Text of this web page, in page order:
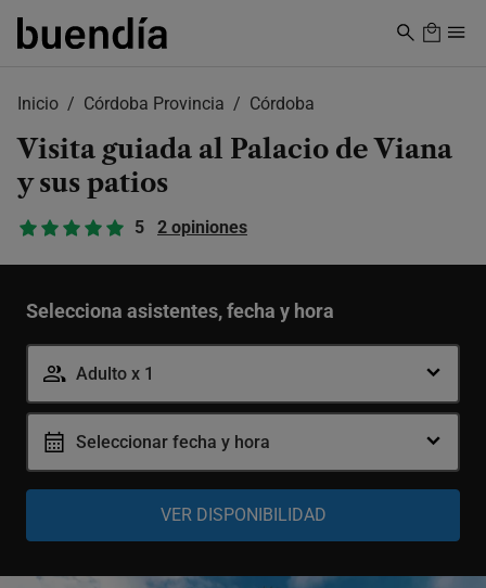
Skip
Inicio Córdoba Provincia Córdoba
Visita guiada al Palacio de Viana
y sus patios
5 2 opiniones
Selecciona asistentes, fecha y hora
Adulto x 1
Seleccionar fecha y hora